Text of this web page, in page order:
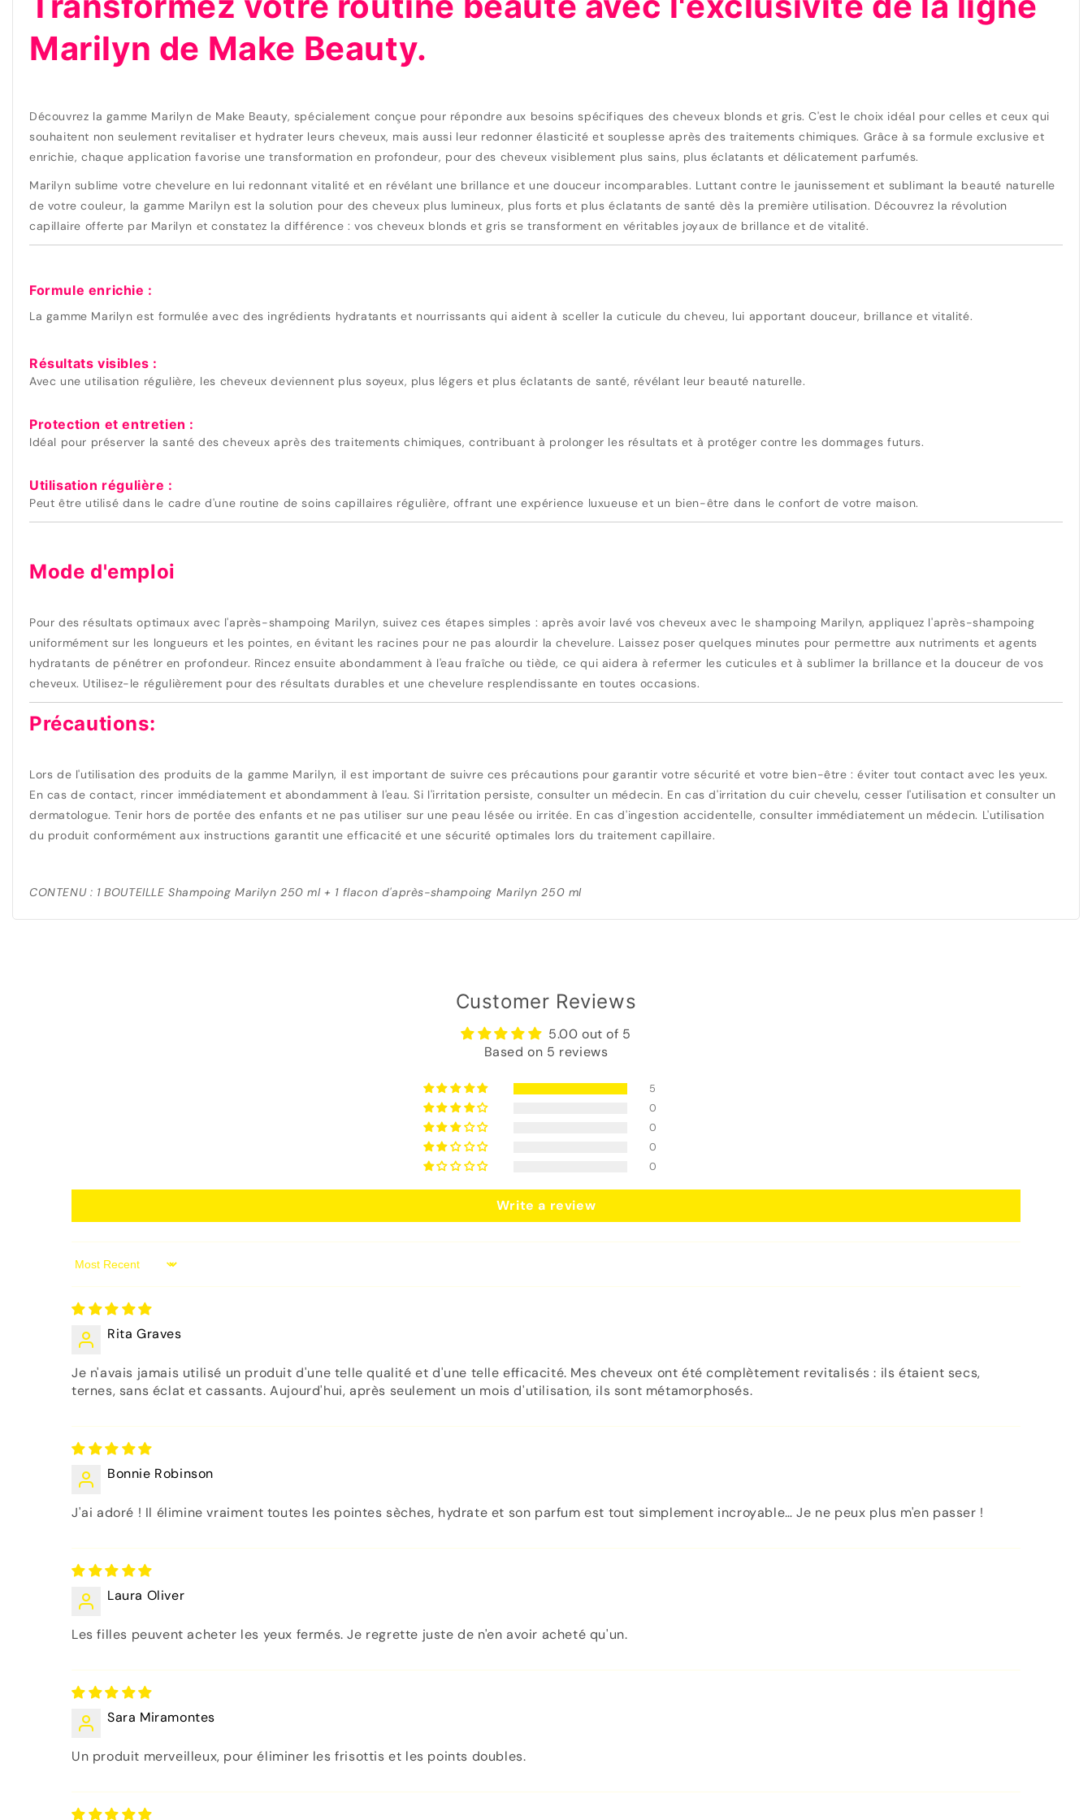
Marilyn de Make Beauty.
Découvrez la gamme Marilyn de Make Beauty, spécialement conçue pour répondre aux besoins spécifiques des cheveux blonds et gris. C'est le choix idéal pour celles et ceux qui
souhaitent non seulement revitaliser et hydrater leurs cheveux, mais aussi leur redonner élasticité et souplesse après des traitements chimiques. Grâce à sa formule exclusive et
enrichie, chaque application favorise une transformation en profondeur, pour des cheveux visiblement plus sains, plus éclatants et délicatement parfumés.
Marilyn sublime votre chevelure en lui redonnant vitalité et en révélant une brillance et une douceur incomparables. Luttant contre le jaunissement et sublimant la beauté naturelle
de votre couleur, la gamme Marilyn est la solution pour des cheveux plus lumineux, plus forts et plus éclatants de santé dès la première utilisation. Découvrez la révolution
capillaire offerte par Marilyn et constatez la différence : vos cheveux blonds et gris se transforment en véritables joyaux de brillance et de vitalité.
Formule enrichie :
La gamme Marilyn est formulée avec des ingrédients hydratants et nourrissants qui aident à sceller la cuticule du cheveu, lui apportant douceur, brillance et vitalité.
Résultats visibles :
Avec une utilisation régulière, les cheveux deviennent plus soyeux, plus légers et plus éclatants de santé, révélant leur beauté naturelle.
Protection et entretien :
Idéal pour préserver la santé des cheveux après des traitements chimiques, contribuant à prolonger les résultats et à protéger contre les dommages futurs.
Utilisation régulière :
Peut être utilisé dans le cadre d'une routine de soins capillaires régulière, offrant une expérience luxueuse et un bien-être dans le confort de votre maison.
Mode d'emploi
Pour des résultats optimaux avec l'après-shampoing Marilyn, suivez ces étapes simples : après avoir lavé vos cheveux avec le shampoing Marilyn, appliquez l'après-shampoing
uniformément sur les longueurs et les pointes, en évitant les racines pour ne pas alourdir la chevelure. Laissez poser quelques minutes pour permettre aux nutriments et agents
hydratants de pénétrer en profondeur. Rincez ensuite abondamment à l'eau fraîche ou tiède, ce qui aidera à refermer les cuticules et à sublimer la brillance et la douceur de vos
cheveux. Utilisez-le régulièrement pour des résultats durables et une chevelure resplendissante en toutes occasions.
Précautions:
Lors de l'utilisation des produits de la gamme Marilyn, il est important de suivre ces précautions pour garantir votre sécurité et votre bien-être : éviter tout contact avec les yeux.
En cas de contact, rincer immédiatement et abondamment à l'eau. Si l'irritation persiste, consulter un médecin. En cas d'irritation du cuir chevelu, cesser l'utilisation et consulter un
dermatologue. Tenir hors de portée des enfants et ne pas utiliser sur une peau lésée ou irritée. En cas d'ingestion accidentelle, consulter immédiatement un médecin. L'utilisation
du produit conformément aux instructions garantit une efficacité et une sécurité optimales lors du traitement capillaire.
CONTENU : 1 BOUTEILLEShampoing Marilyn 250 ml + 1 flacon d'après-shampoing Marilyn 250 ml
Customer Reviews
5.00 out of 5
Based on 5 reviews
5
0
0
0
0
Write a review
Sort by
Rita Graves
Je n'avais jamais utilisé un produit d'une telle qualité et d'une telle efficacité. Mes cheveux ont été complètement revitalisés : ils étaient secs,
ternes, sans éclat et cassants. Aujourd'hui, après seulement un mois d'utilisation, ils sont métamorphosés.
Bonnie Robinson
J'ai adoré ! Il élimine vraiment toutes les pointes sèches, hydrate et son parfum est tout simplement incroyable… Je ne peux plus m'en passer !
Laura Oliver
Les filles peuvent acheter les yeux fermés. Je regrette juste de n'en avoir acheté qu'un.
Sara Miramontes
Un produit merveilleux, pour éliminer les frisottis et les points doubles.